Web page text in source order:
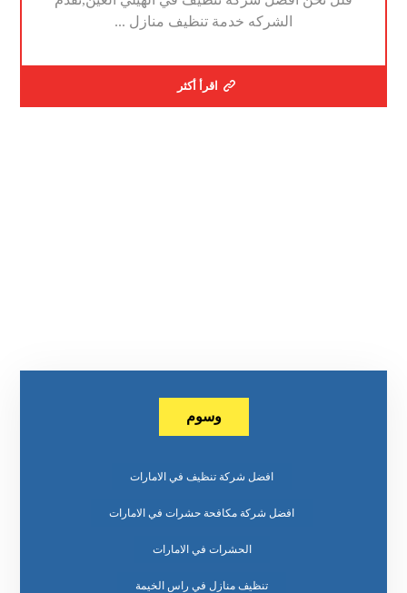
الشركه خدمة تنظيف منازل ...
اقرأ أكثر
وسوم
افضل شركة تنظيف في الامارات
افضل شركة مكافحة حشرات في الامارات
الحشرات في الامارات
تنظيف منازل في راس الخيمة